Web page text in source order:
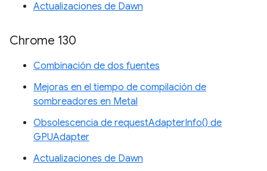
Actualizaciones de Dawn
Chrome 130
Combinación de dos fuentes
Mejoras en el tiempo de compilación de
sombreadores en Metal
Obsolescencia de requestAdapterInfo() de
GPUAdapter
Actualizaciones de Dawn